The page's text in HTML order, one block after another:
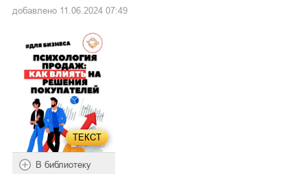
добавлено 11.06.2024 07:49
ТЕКСТ
В библиотеку